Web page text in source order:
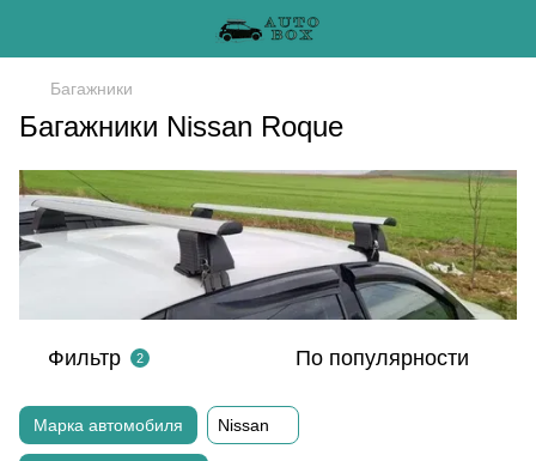
Багажники
Багажники Nissan Roque
Фильтр 2 По популярности
Марка автомобиля Nissan